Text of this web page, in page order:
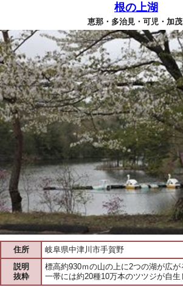
根の上湖
恵那・多治見・可児・加茂
住所
岐阜県中津川市手賀野
説明
抜粋
標高約930ｍの山の上に2つの湖が広
一帯には約20種10万本のツツジが自生